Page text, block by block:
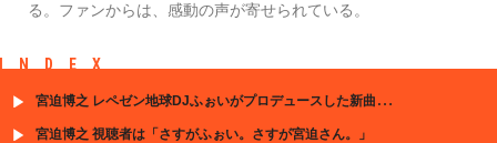
る。ファンからは、感動の声が寄せられている。
INDEX
宮迫博之 レペゼン地球DJふぉいがプロデュースした新曲第2弾『HOTARU』MVが公開開始
宮迫博之 視聴者は「さすがふぉい。さすが宮迫さん。」